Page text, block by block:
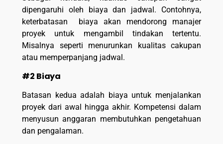
dipengaruhi oleh biaya dan jadwal. Contohnya,
keterbatasan biaya akan mendorong manajer
proyek untuk mengambil tindakan tertentu.
Misalnya seperti menurunkan kualitas cakupan
atau memperpanjang jadwal.
#2 Biaya
Batasan kedua adalah biaya untuk menjalankan
proyek dari awal hingga akhir. Kompetensi dalam
menyusun anggaran membutuhkan pengetahuan
dan pengalaman.